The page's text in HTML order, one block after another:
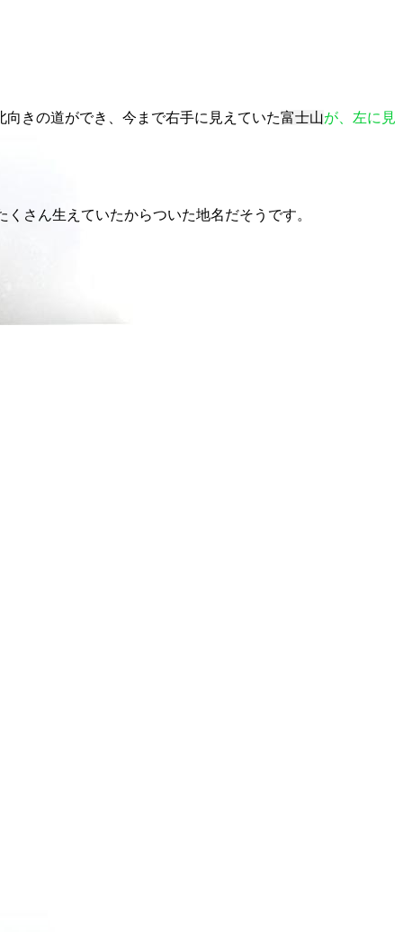
の道ができ、今まで右手に見えていた富士山が、左に見
さん生えていたからついた地名だそうです。